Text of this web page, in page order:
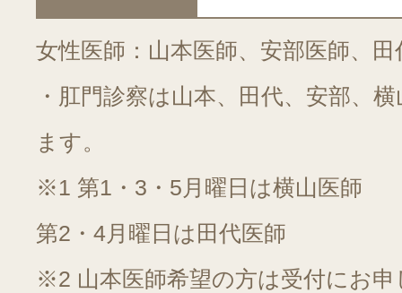
女性医師：山本医師、安部医師、田
・肛門診察は山本、田代、安部、
ます。
※1 第1・3・5月曜日は横山医師
第2・4月曜日は田代医師
※2 山本医師希望の方は受付にお